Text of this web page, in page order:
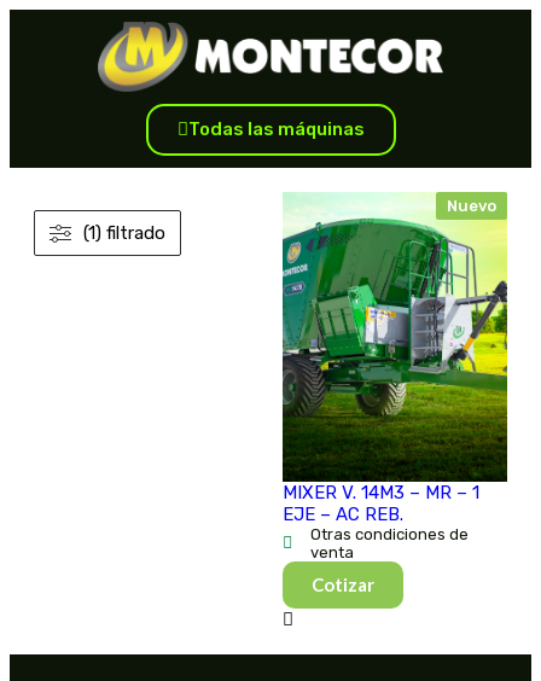
Todas las máquinas
(1) filtrado
Nuevo
MIXER V. 14M3 – MR – 1
EJE – AC REB.
Otras condiciones de
venta
Cotizar